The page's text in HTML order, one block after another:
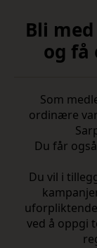
Bli
og få
Som
ordinære
Du får
Du vil i
ved å oppgi